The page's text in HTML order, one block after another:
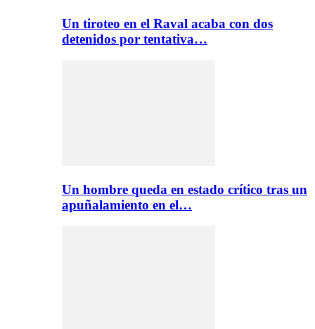
Un tiroteo en el Raval acaba con dos
detenidos por tentativa…
Un hombre queda en estado crítico tras un
apuñalamiento en el…